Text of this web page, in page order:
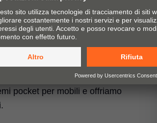
della vita: questo è il
ante a ribalta, sistemi di
pocket per mobili e offriamo